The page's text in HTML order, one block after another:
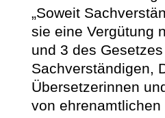
„Soweit
sie eine Vergütung
und 3 des
Sachverständigen,
Übersetzerinnen
von